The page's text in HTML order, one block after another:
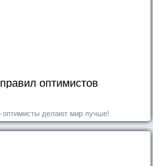
оптимистов
делают мир лучше!